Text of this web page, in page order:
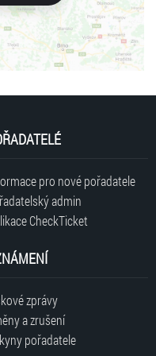
pro nové pořadatele
admin
CheckTicket
zprávy
a zrušení
pořadatele